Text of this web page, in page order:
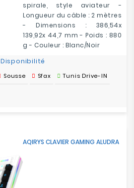
spirale, style aviateur -
Longueur du câble : 2 mètres
- Dimensions : 386,54x
139,92x 44,7 mm - Poids : 880
g - Couleur : Blanc/Noir
Disponibilité
Sousse Sfax Tunis Drive-IN
AQIRYS CLAVIER GAMING ALUDRA